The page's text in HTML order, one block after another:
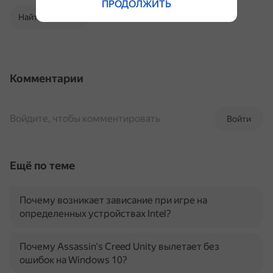
Найти в Поиске
Комментарии
Войти
Войдите, чтобы комментировать
Ещё по теме
Почему возникает зависание при игре на
определенных устройствах Intel?
Почему Assassin's Creed Unity вылетает без
ошибок на Windows 10?
ПРОДОЛЖИТЬ